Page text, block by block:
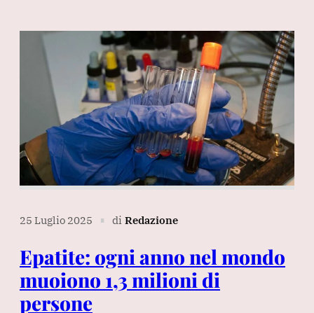
25 Luglio 2025 ∎ di Redazione
Epatite: ogni anno nel mondo
muoiono 1,3 milioni di
persone